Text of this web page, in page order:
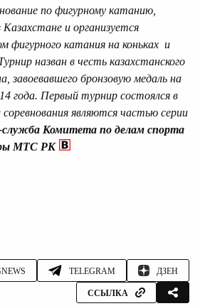
по фигурному катанию,
и организуется
фигурного катания на коньках и
назван в честь казахстанского
завоевавшего бронзовую медаль на
года. Первый турнир состоялся в
соревнования являются частью серии
служба Комитета по делам спорта
МТС РК
TELEGRAM ДЗЕН
ССЫЛКА